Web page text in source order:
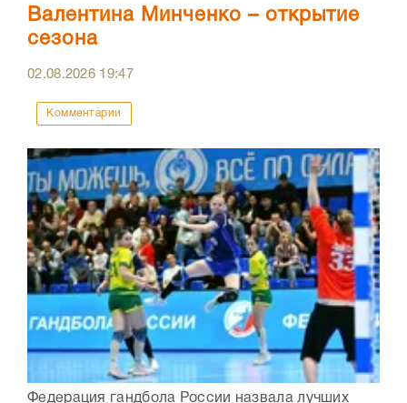
Валентина Минченко – открытие
сезона
02.08.2026 19:47
Комментарии
Федерация гандбола России назвала лучших